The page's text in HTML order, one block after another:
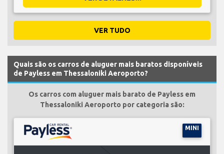
VER TUDO
Quais são os carros de aluguer mais baratos disponíveis
de Payless em Thessaloniki Aeroporto?
Os carros com aluguer mais barato de Payless em
Thessaloniki Aeroporto por categoria são:
MINI